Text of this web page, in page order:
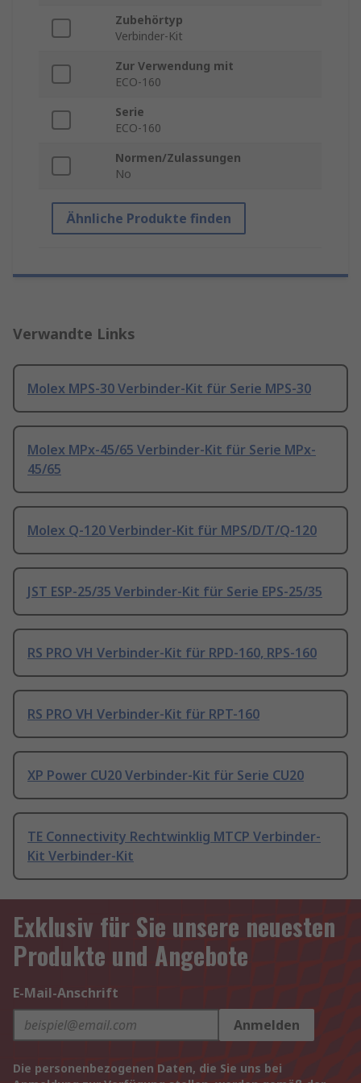
Zubehörtyp
Verbinder-Kit
Zur Verwendung mit
ECO-160
Serie
ECO-160
Normen/Zulassungen
No
Ähnliche Produkte finden
Verwandte Links
Molex MPS-30 Verbinder-Kit für Serie MPS-30
Molex MPx-45/65 Verbinder-Kit für Serie MPx-
45/65
Molex Q-120 Verbinder-Kit für MPS/D/T/Q-120
JST ESP-25/35 Verbinder-Kit für Serie EPS-25/35
RS PRO VH Verbinder-Kit für RPD-160, RPS-160
RS PRO VH Verbinder-Kit für RPT-160
XP Power CU20 Verbinder-Kit für Serie CU20
TE Connectivity Rechtwinklig MTCP Verbinder-
Kit Verbinder-Kit
Exklusiv für Sie unsere neuesten
Produkte und Angebote
E-Mail-Anschrift
Anmelden
Die personenbezogenen Daten, die Sie uns bei